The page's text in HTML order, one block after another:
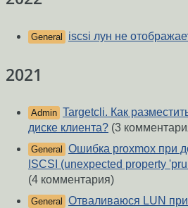
General iscsi лун не
2021
Admin Targetcli. Как
диске клиента? (3
General
Ошибка proxmox при
ISCSI (unexpected property
(4 комментария)
General
Отваливаюся LUN при